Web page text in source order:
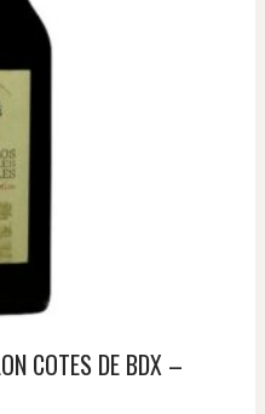
COTES DE BDX –